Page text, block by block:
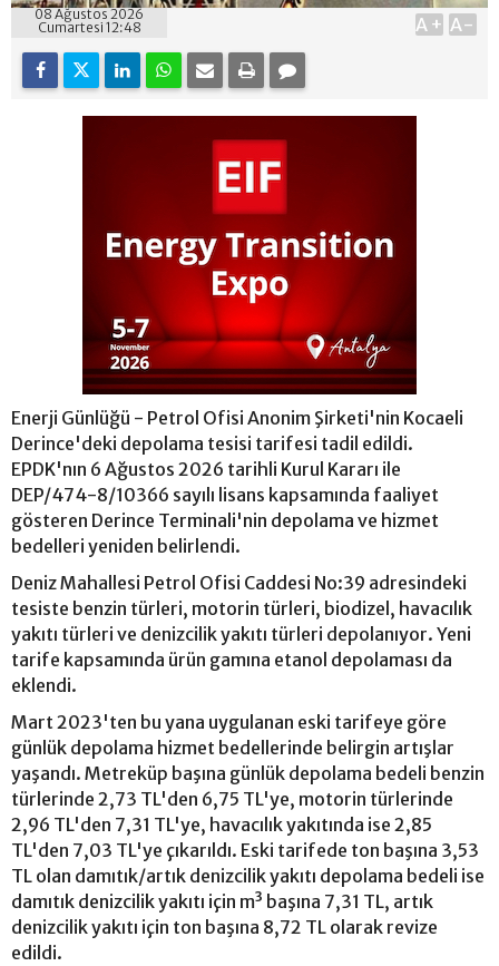
08 Ağustos 2026
Cumartesi 12:48
A+ A-
Enerji Günlüğü - Petrol Ofisi Anonim Şirketi'nin Kocaeli
Derince'deki depolama tesisi tarifesi tadil edildi.
EPDK'nın 6 Ağustos 2026 tarihli Kurul Kararı ile
DEP/474-8/10366 sayılı lisans kapsamında faaliyet
gösteren Derince Terminali'nin depolama ve hizmet
bedelleri yeniden belirlendi.
Deniz Mahallesi Petrol Ofisi Caddesi No:39 adresindeki
tesiste benzin türleri, motorin türleri, biodizel, havacılık
yakıtı türleri ve denizcilik yakıtı türleri depolanıyor. Yeni
tarife kapsamında ürün gamına etanol depolaması da
eklendi.
Mart 2023'ten bu yana uygulanan eski tarifeye göre
günlük depolama hizmet bedellerinde belirgin artışlar
yaşandı. Metreküp başına günlük depolama bedeli benzin
türlerinde 2,73 TL'den 6,75 TL'ye, motorin türlerinde
2,96 TL'den 7,31 TL'ye, havacılık yakıtında ise 2,85
TL'den 7,03 TL'ye çıkarıldı. Eski tarifede ton başına 3,53
TL olan damıtık/artık denizcilik yakıtı depolama bedeli ise
damıtık denizcilik yakıtı için m³ başına 7,31 TL, artık
denizcilik yakıtı için ton başına 8,72 TL olarak revize
edildi.